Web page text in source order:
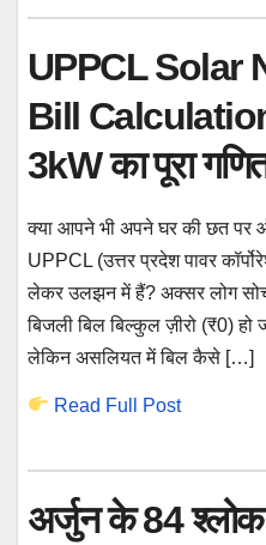
UPPCL Solar
Bill
3kW का पूरा
क्या आपने भी अपने घर की छत पर
UPPCL (उत्तर प्रदेश पावर
लेकर उलझन में हैं? अक्सर लोग
बिजली बिल बिल्कुल ज़ीरो (₹0) हो
लेकिन असलियत में बिल कैसे […]
Read Full Post
अर्जुन के 84